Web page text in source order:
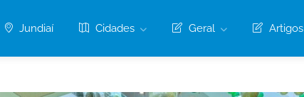
Jundiaí Cidades Geral Artigos